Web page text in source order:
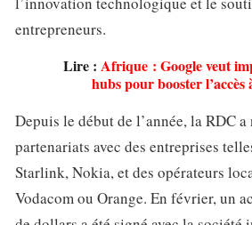
entrepreneurs.
Lire : Afrique : Google veut
hubs pour booster
Depuis le début de l’année, la RDC
partenariats avec des entreprises
Starlink, Nokia, et des opérateurs
Vodacom ou Orange. En février, un